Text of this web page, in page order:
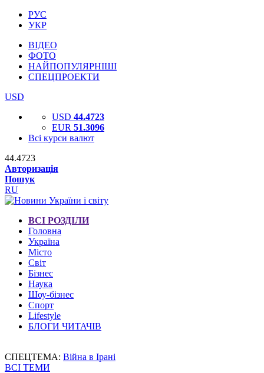
РУС
УКР
ВІДЕО
ФОТО
НАЙПОПУЛЯРНІШІ
СПЕЦПРОЕКТИ
USD
USD 44.4723
EUR 51.3096
Всі курси валют
44.4723
Авторизація
Пошук
RU
ВСІ РОЗДІЛИ
Головна
Україна
Місто
Світ
Бізнес
Наука
Шоу-бізнес
Спорт
Lifestyle
БЛОГИ ЧИТАЧІВ
СПЕЦТЕМА: Війна в Ірані
ВСІ ТЕМИ